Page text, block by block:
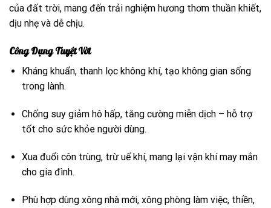
của đất trời, mang đến trải nghiệm hương thơm thuần khiết,
dịu nhẹ và dễ chịu.
Công Dụng Tuyệt Vời
Kháng khuẩn, thanh lọc không khí, tạo không gian sống
trong lành.
Chống suy giảm hô hấp, tăng cường miễn dịch – hỗ trợ
tốt cho sức khỏe người dùng.
Xua đuổi côn trùng, trừ uế khí, mang lại vận khí may mắn
cho gia đình.
Phù hợp dùng xông nhà mới, xông phòng làm việc, thiền,